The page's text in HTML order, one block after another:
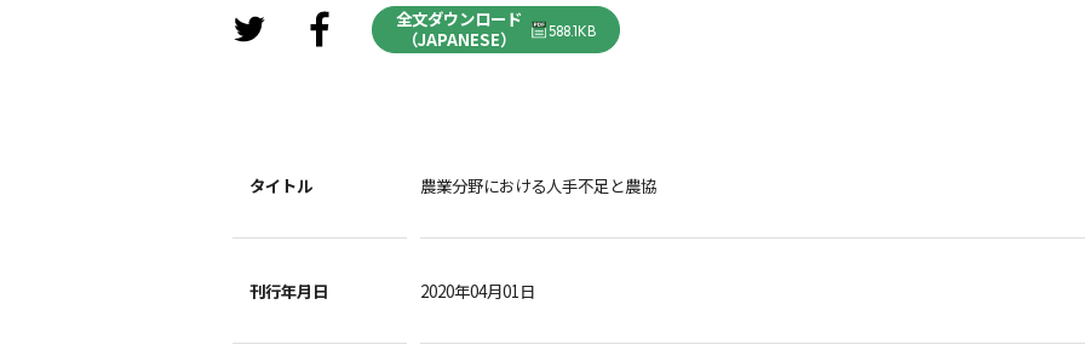
全文ダウンロード
（JAPANESE）
588.1KB
タイトル 農業分野における人手不足と農協
刊行年月日 2020年04月01日